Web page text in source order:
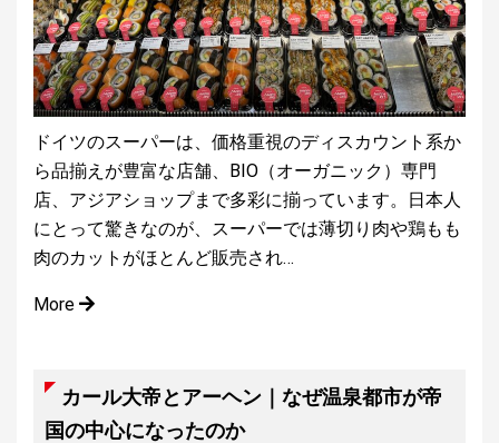
ドイツのスーパーは、価格重視のディスカウント系か
ら品揃えが豊富な店舗、BIO（オーガニック）専門
店、アジアショップまで多彩に揃っています。日本人
にとって驚きなのが、スーパーでは薄切り肉や鶏もも
肉のカットがほとんど販売され…
More
カール大帝とアーヘン｜なぜ温泉都市が帝
国の中心になったのか